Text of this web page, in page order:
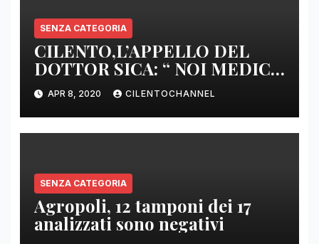
SENZA CATEGORIA
CILENTO,L’APPELLO DEL
DOTTOR SICA: “ NOI MEDICI
DI BASE SIAMO SENZA ARMI
E SENZA PRESIDI”
APR 8, 2020 CILENTOCHANNEL
SENZA CATEGORIA
Agropoli, 12 tamponi dei 17
analizzati sono negativi